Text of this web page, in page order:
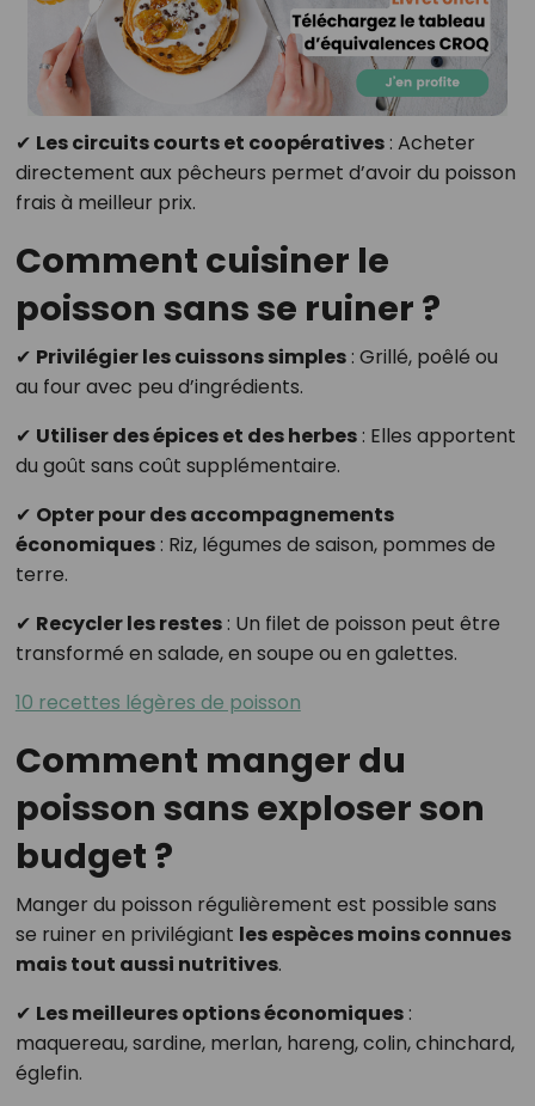
✔ Les circuits courts et coopératives: Acheter
directement aux pêcheurs permet d’avoir du poisson
frais à meilleur prix.
Comment cuisiner le
poisson sans se ruiner ?
✔ Privilégier les cuissons simples: Grillé, poêlé ou
au four avec peu d’ingrédients.
✔ Utiliser des épices et des herbes: Elles apportent
du goût sans coût supplémentaire.
✔ Opter pour des accompagnements
économiques: Riz, légumes de saison, pommes de
terre.
✔ Recycler les restes: Un filet de poisson peut être
transformé en salade, en soupe ou en galettes.
10 recettes légères de poisson
Comment manger du
poisson sans exploser son
budget ?
Manger du poisson régulièrement est possible sans
se ruiner en privilégiant les espèces moins connues
mais tout aussi nutritives.
✔ Les meilleures options économiques:
maquereau, sardine, merlan, hareng, colin, chinchard,
églefin.